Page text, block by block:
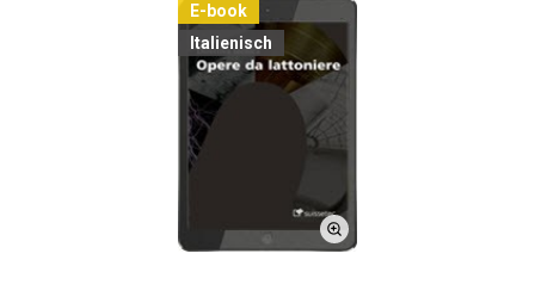
E-book
Italienisch